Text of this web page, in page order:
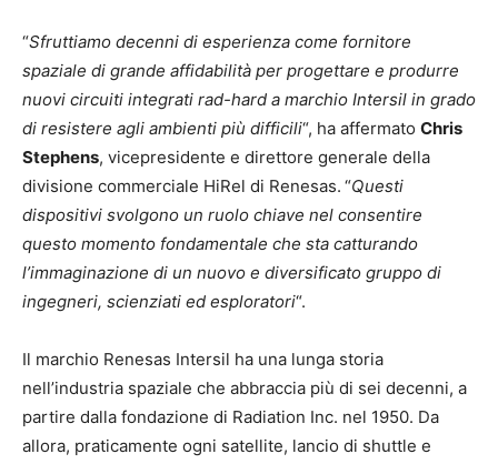
“Sfruttiamo decenni di esperienza come fornitore
spaziale di grande affidabilità per progettare e produrre
nuovi circuiti integrati rad-hard a marchio Intersil in grado
di resistere agli ambienti più difficili“, ha affermato Chris
Stephens, vicepresidente e direttore generale della
divisione commerciale HiRel di Renesas. “Questi
dispositivi svolgono un ruolo chiave nel consentire
questo momento fondamentale che sta catturando
l’immaginazione di un nuovo e diversificato gruppo di
ingegneri, scienziati ed esploratori“.
Il marchio Renesas Intersil ha una lunga storia
nell’industria spaziale che abbraccia più di sei decenni, a
partire dalla fondazione di Radiation Inc. nel 1950. Da
allora, praticamente ogni satellite, lancio di shuttle e